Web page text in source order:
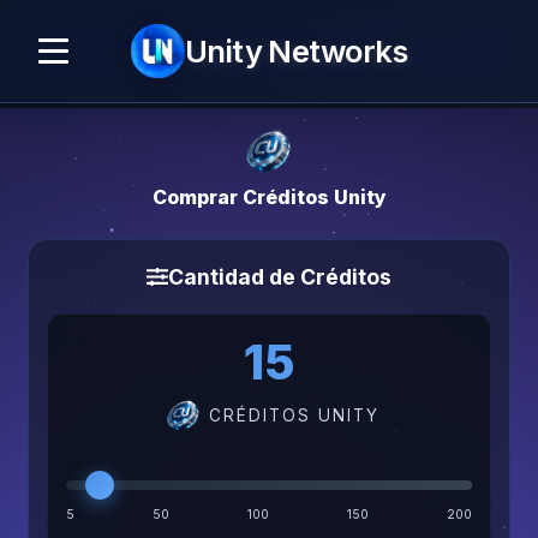
Unity Networks
Comprar Créditos Unity
Cantidad de Créditos
15
CRÉDITOS UNITY
5 50 100 150 200